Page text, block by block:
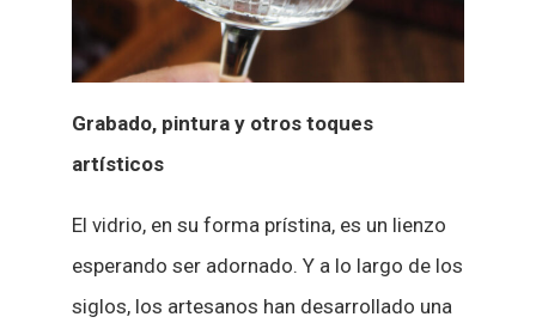
Grabado, pintura y otros toques
artísticos
El vidrio, en su forma prístina, es un lienzo
esperando ser adornado. Y a lo largo de los
siglos, los artesanos han desarrollado una